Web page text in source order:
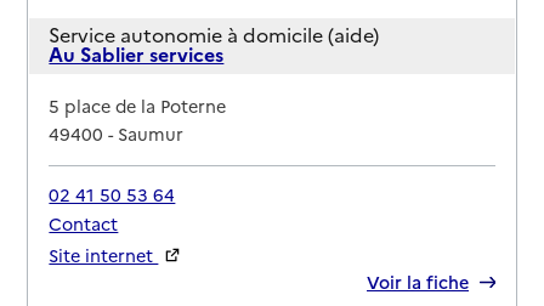
Service autonomie à domicile (aide)
Au Sablier services
Adresse
5 place de la Poterne
49400-Saumur
02 41 50 53 64
Contact
Site internet
Voir la fiche